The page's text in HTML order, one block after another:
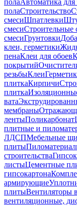
полаАвтоматика для
полаСтроительство
смесиШпатлевки
смесиСтроительные
смесиГрунтовки
клеи, герметики
пенаКлеи для обоев
покрытий
резьбыКлеи
плиткаКирпичи
плитка
вата
мембраны
лентыПоликарбонат
плитные и
ЛДСПМебельные
плиты
строительства
листыЦементные
гипсокартона
армирующие
плитыВентиляторы
вентиляционные,